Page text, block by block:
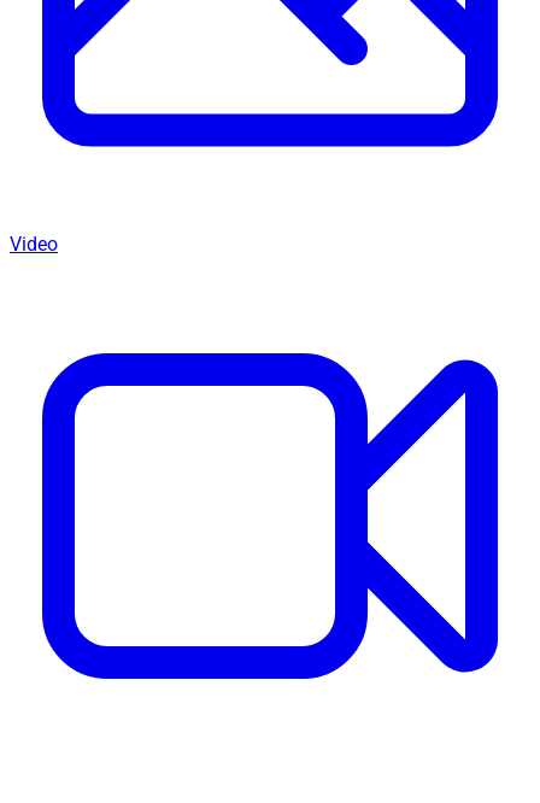
Video